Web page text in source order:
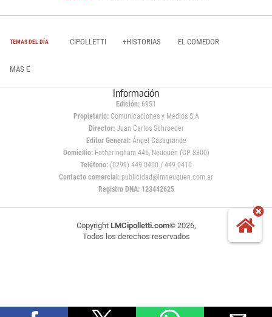
TEMAS DEL DÍA CIPOLLETTI +HISTORIAS EL COMEDOR
MAS E
Información
Edición: 6951
Propietario:Comunicaciones y Medios S.A
Director: Juan Carlos Schroeder
Editor General:Ángel Casagrande
Domicilio:Fotheringham 445, Neuquén (CP 8300)
Teléfono: (0299) 449 0400 / 449 0410
Contacto comercial: publicidad@lmneuquen.com.ar
Registro DNA: 123442625
Copyright LMCipolletti.com© 2026,
Todos los derechos reservados